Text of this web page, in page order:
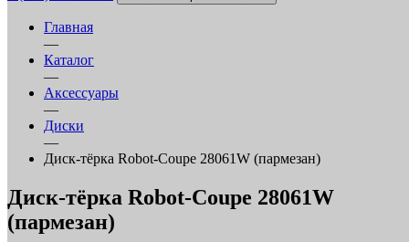
Главная
—
Каталог
—
Аксессуары
—
Диски
—
Диск-тёрка Robot-Coupe 28061W (пармезан)
Диск-тёрка Robot-Coupe 28061W
(пармезан)